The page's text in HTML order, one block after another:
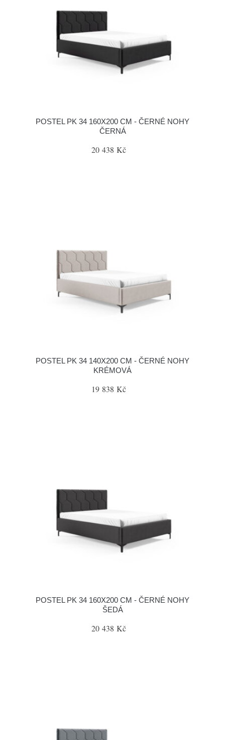
POSTEL PK 34 160X200 CM - ČERNÉ NOHY
ČERNÁ
20 438 Kč
POSTEL PK 34 140X200 CM - ČERNÉ NOHY
KRÉMOVÁ
19 838 Kč
POSTEL PK 34 160X200 CM - ČERNÉ NOHY
ŠEDÁ
20 438 Kč